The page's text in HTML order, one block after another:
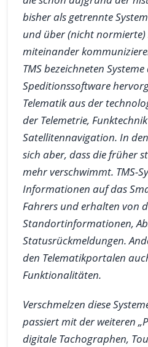
bisher als getrennte
und über (nicht normierte)
miteinander
TMS bezeichneten
Speditionssoftware
Telematik aus der
der Telemetrie,
Satellitennavigation. In
sich aber, dass die früher
mehr verschwimmt. TMS-
Informationen auf das
Fahrers und erhalten von
Standortinformationen,
Statusrückmeldungen.
den Telematikportalen
Funktionalitäten.
Verschmelzen diese
passiert mit der weiteren
digitale Tachographen,